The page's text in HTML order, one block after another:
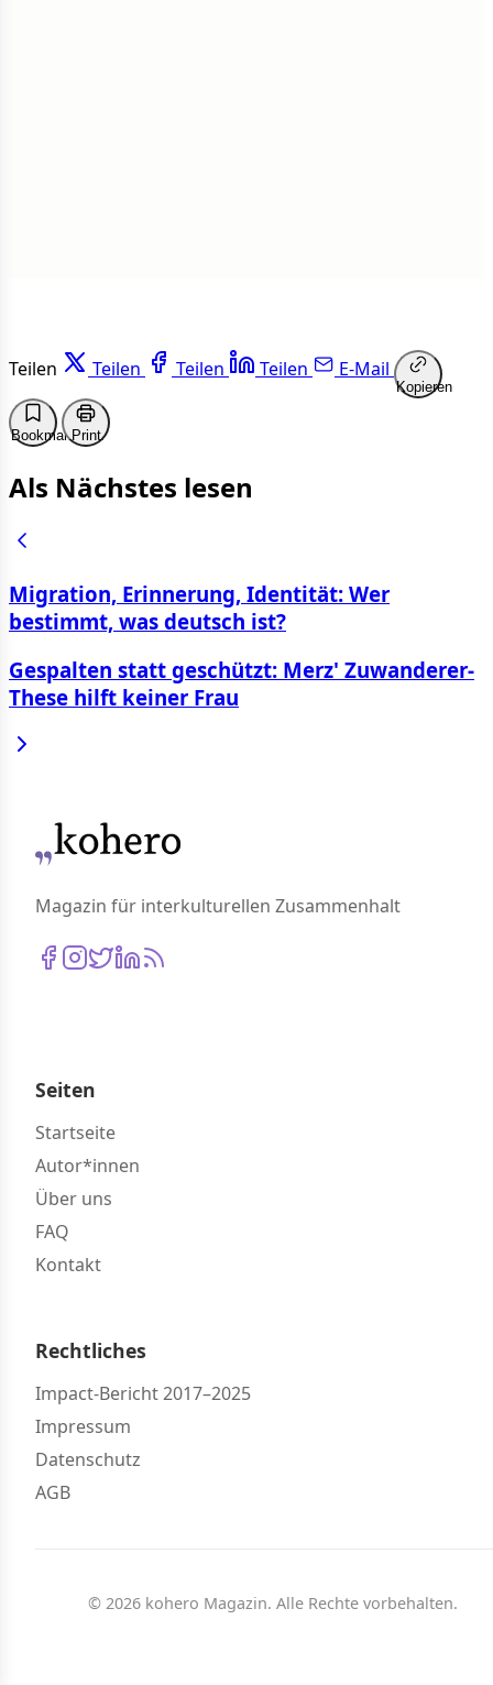
Teilen Teilen Teilen Teilen E-Mail
Kopieren
BookmarkPrint
Als Nächstes lesen
Migration, Erinnerung, Identität: Wer
bestimmt, was deutsch ist?
Gespalten statt geschützt: Merz' Zuwanderer-
These hilft keiner Frau
Magazin für interkulturellen Zusammenhalt
Seiten
Startseite
Autor*innen
Über uns
FAQ
Kontakt
Rechtliches
Impact-Bericht 2017–2025
Impressum
Datenschutz
AGB
© 2026 kohero Magazin. Alle Rechte vorbehalten.